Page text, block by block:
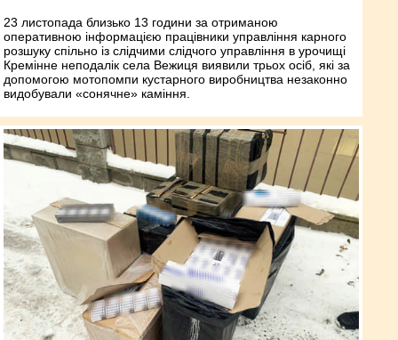
23 листопада близько 13 години за отриманою
оперативною інформацією працівники управління карного
розшуку спільно із слідчими слідчого управління в урочищі
Кремінне неподалік села Вежиця виявили трьох осіб, які за
допомогою мотопомпи кустарного виробництва незаконно
видобували «сонячне» каміння.